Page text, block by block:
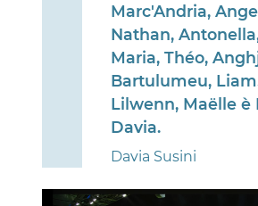
Marc'Andria,
Nathan,
Maria, Théo,
Bartulumeu,
Lilwenn, Maëlle è
Davia.
Davia Susini